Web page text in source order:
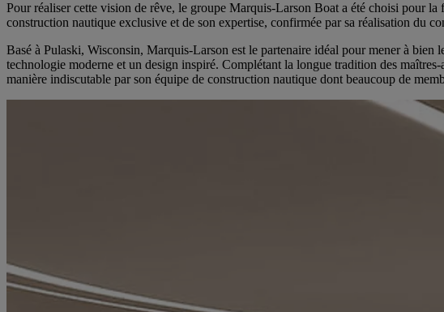
Pour réaliser cette vision de rêve, le groupe Marquis-Larson Boat a été choisi pour
construction nautique exclusive et de son expertise, confirmée par sa réalisation du
Basé à Pulaski, Wisconsin, Marquis-Larson est le partenaire idéal pour mener à
technologie moderne et un design inspiré. Complétant la longue tradition des
manière indiscutable par son équipe de construction nautique dont beaucoup de